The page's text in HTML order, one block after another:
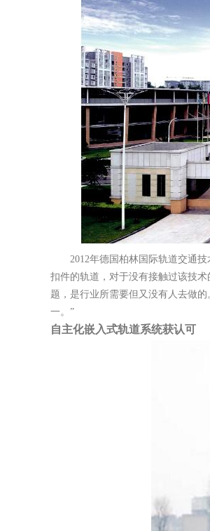
2012年德国柏林国际轨道交通
扣件的轨道，对于没有接触过该技
题，是行业所需要但又没有人去做
一。”
自主化嵌入式轨道系统获认可